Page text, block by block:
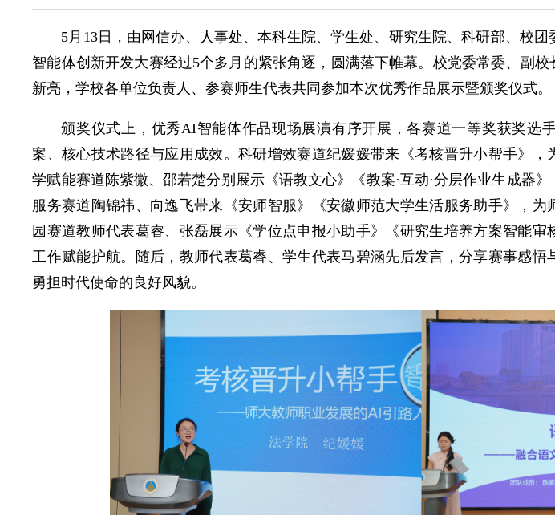
5月13日，由网信办、人事处、本科生院、学生处、研究生院、科研部、校
智能体创新开发大赛经过5个多月的紧张角逐，圆满落下帷幕。校党委常委、副
新亮，学校各单位负责人、参赛师生代表共同参加本次优秀作品展示暨颁奖仪式。
颁奖仪式上，优秀AI智能体作品现场展演有序开展，各赛道一等奖获奖选
案、核心技术路径与应用成效。科研增效赛道纪媛媛带来《考核晋升小帮手》
学赋能赛道陈紫微、邵若楚分别展示《语教文心》《教案·互动·分层作业生成器
服务赛道陶锦祎、向逸飞带来《安师智服》《安徽师范大学生活服务助手》，
园赛道教师代表葛睿、张磊展示《学位点申报小助手》《研究生培养方案智能
工作赋能护航。随后，教师代表葛睿、学生代表马碧涵先后发言，分享赛事感悟
勇担时代使命的良好风貌。